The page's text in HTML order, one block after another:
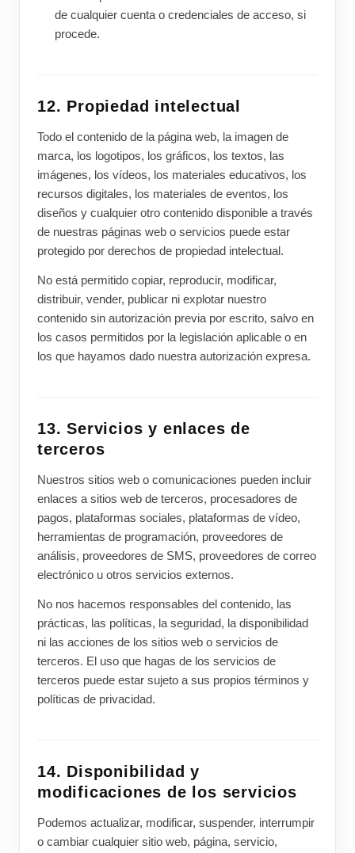
de cualquier cuenta o credenciales de acceso, si
procede.
12. Propiedad intelectual
Todo el contenido de la página web, la imagen de
marca, los logotipos, los gráficos, los textos, las
imágenes, los vídeos, los materiales educativos, los
recursos digitales, los materiales de eventos, los
diseños y cualquier otro contenido disponible a través
de nuestras páginas web o servicios puede estar
protegido por derechos de propiedad intelectual.
No está permitido copiar, reproducir, modificar,
distribuir, vender, publicar ni explotar nuestro
contenido sin autorización previa por escrito, salvo en
los casos permitidos por la legislación aplicable o en
los que hayamos dado nuestra autorización expresa.
13. Servicios y enlaces de
terceros
Nuestros sitios web o comunicaciones pueden incluir
enlaces a sitios web de terceros, procesadores de
pagos, plataformas sociales, plataformas de vídeo,
herramientas de programación, proveedores de
análisis, proveedores de SMS, proveedores de correo
electrónico u otros servicios externos.
No nos hacemos responsables del contenido, las
prácticas, las políticas, la seguridad, la disponibilidad
ni las acciones de los sitios web o servicios de
terceros. El uso que hagas de los servicios de
terceros puede estar sujeto a sus propios términos y
políticas de privacidad.
14. Disponibilidad y
modificaciones de los servicios
Podemos actualizar, modificar, suspender, interrumpir
o cambiar cualquier sitio web, página, servicio,